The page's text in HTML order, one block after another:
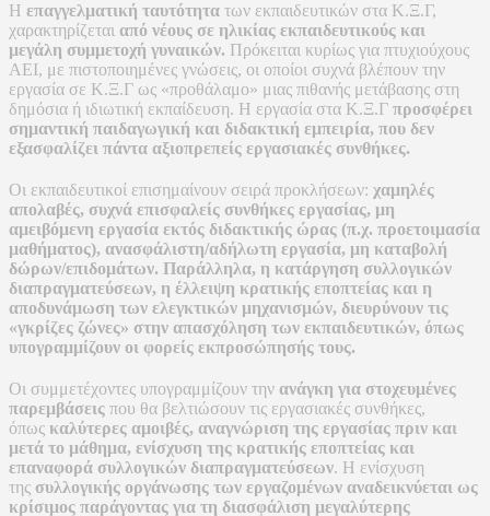
Η επαγγελματική ταυτότητα των εκπαιδευτικών στα Κ.Ξ.Γ,
χαρακτηρίζεται από νέους σε ηλικίας εκπαιδευτικούς και
μεγάλη συμμετοχή γυναικών. Πρόκειται κυρίως για πτυχιούχους
ΑΕΙ, με πιστοποιημένες γνώσεις, οι οποίοι συχνά βλέπουν την
εργασία σε Κ.Ξ.Γ ως «προθάλαμο» μιας πιθανής μετάβασης στη
δημόσια ή ιδιωτική εκπαίδευση. Η εργασία στα Κ.Ξ.Γ προσφέρει
σημαντική παιδαγωγική και διδακτική εμπειρία, που δεν
εξασφαλίζει πάντα αξιοπρεπείς εργασιακές συνθήκες.
Οι εκπαιδευτικοί επισημαίνουν σειρά προκλήσεων: χαμηλές
απολαβές, συχνά επισφαλείς συνθήκες εργασίας, μη
αμειβόμενη εργασία εκτός διδακτικής ώρας (π.χ. προετοιμασία
μαθήματος), ανασφάλιστη/αδήλωτη εργασία, μη καταβολή
δώρων/επιδομάτων. Παράλληλα, η κατάργηση συλλογικών
διαπραγματεύσεων, η έλλειψη κρατικής εποπτείας και η
αποδυνάμωση των ελεγκτικών μηχανισμών, διευρύνουν τις
«γκρίζες ζώνες» στην απασχόληση των εκπαιδευτικών, όπως
υπογραμμίζουν οι φορείς εκπροσώπησής τους.
Οι συμμετέχοντες υπογραμμίζουν την ανάγκη για στοχευμένες
παρεμβάσεις που θα βελτιώσουν τις εργασιακές συνθήκες,
όπως καλύτερες αμοιβές, αναγνώριση της εργασίας πριν και
μετά το μάθημα, ενίσχυση της κρατικής εποπτείας και
επαναφορά συλλογικών διαπραγματεύσεων. Η ενίσχυση
της συλλογικής οργάνωσης των εργαζομένων αναδεικνύεται ως
κρίσιμος παράγοντας για τη διασφάλιση μεγαλύτερης